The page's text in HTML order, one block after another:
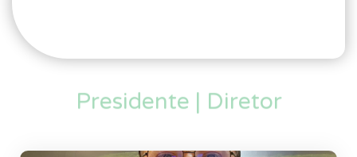
Presidente | Diretor